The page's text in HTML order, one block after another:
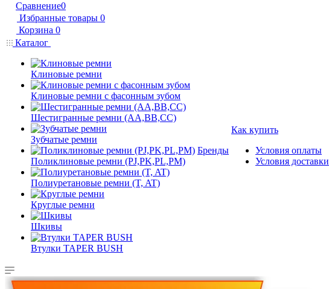
Сравнение0
Избранные товары 0
Корзина 0
Каталог
Клиновые ремни
Клиновые ремни с фасонным зубом
Шестигранные ремни (AA,BB,CC)
Зубчатые ремни
Поликлиновые ремни (PJ,PK,PL,PM)
Полиуретановые ремни (T, AT)
Круглые ремни
Шкивы
Втулки TAPER BUSH
Бренды
Как купить
Условия оплаты
Условия доставки